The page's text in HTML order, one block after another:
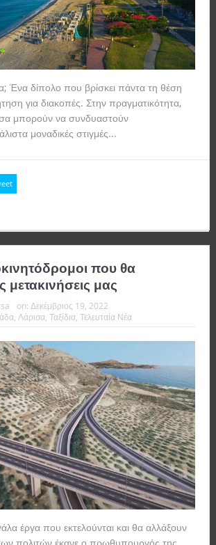
Ένα δίπολο που βρίσκει πάντα τη θέση
για διακοπές. Στην πραγματικότητα,
μπορούν να συνδυαστούν
μοναδικές στιγμές...
που θα
μετακινήσεις μας
on: Δεκέμβριος 19, 2022
, Λάρισα, Ταξίδια, Τελευταία Νέα
έργα που εκτελούνται και θα αλλάξουν